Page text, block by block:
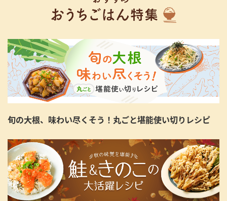
旬の大根、味わい尽くそう！丸ごと堪能使い切りレシピ